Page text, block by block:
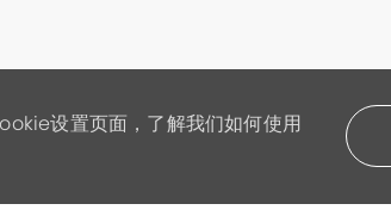
设置页面，了解我们如何使用